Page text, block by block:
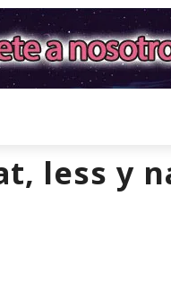
less y